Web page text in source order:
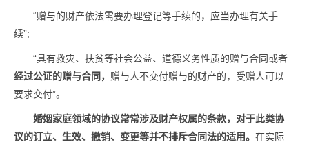
“赠与的财产依法需要办理登记等手续的，应当办理有关手
续”;
“具有救灾、扶贫等社会公益、道德义务性质的赠与合同或者
经过公证的赠与合同， 赠与人不交付赠与的财产的，受赠人可以
要求交付”。
婚姻家庭领域的协议常常涉及财产权属的条款，对于此类协
议的订立、生效、撤销、变更等并不排斥合同法的适用。 在实际